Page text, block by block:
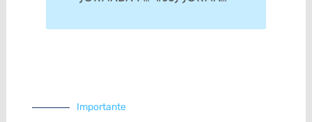
Importante